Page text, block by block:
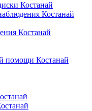
Костанай
Костанай
Костанай
помощи Костанай